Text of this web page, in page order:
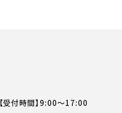
【受付時間】9:00〜17:00